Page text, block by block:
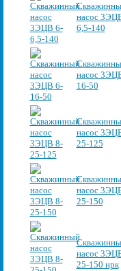
насос
6,5-140
насос
16-50
насос
25-125
насос
25-150
насос
25-150 нрк